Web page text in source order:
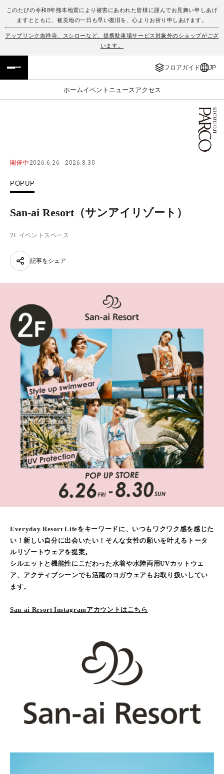
このたびの令和8年熊本地震により被害にあわれた皆様に謹んでお見舞い申しあげ
ますとともに、被災地の一日も早い復旧を、心よりお祈り申しあげます。
アップリンク吉祥寺、スシローなど、提携駐車場サービス対象外のショップがござ
います。
フロアガイド JP
ホームイベント ニュース アクセス
フロアガイド
イベント・ポップアップ
ニュース
PARCOメンバーズ
JP
ENGLISH
簡体字
한국어
開催中 2026.6.26 - 2026.8.30
POPUP
San-ai Resort（サンアイリゾート）
2F イベントスペース
記事をシェア
Everyday Resort Lifeをキーワードに、いつもワクワク感を感じた
い！新しい自分に出会いたい！そんな女性の願いを叶えるトータ
ルリゾートウェアを提案。
シルエットと機能性にこだわった水着や水陸両用UVカットウェ
ア、アクティブシーンでも活躍のヨガウェアもお取り扱いしてい
ます。
San-ai Resort Instagramアカウントはこちら